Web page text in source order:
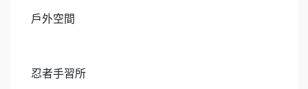
戶外空間
忍者手習所